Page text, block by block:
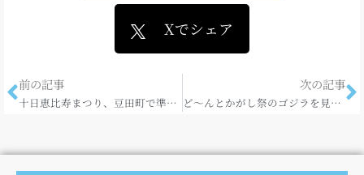
Xでシェア
前の記事
十日恵比寿まつり、豆田町で準備が進んでおります♪
次の記事
ど～んとかがし祭のゴジラを見て日田へ♪